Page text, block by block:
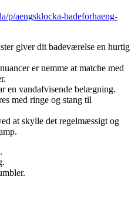
p/aengsklocka-badeforhaeng-
giver dit badeværelse en hurtig
er nemme at matche med
en vandafvisende belægning.
med ringe og stang til
at skylle det regelmæssigt og